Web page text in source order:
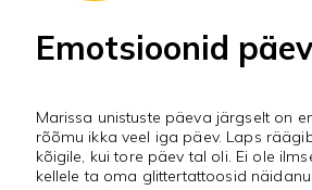
Emotsioonid
Marissa unistuste päeva järgselt on
rõõmu ikka veel iga päev. Laps
kõigile, kui tore päev tal oli. Ei ole
kellele ta oma glittertattoosid